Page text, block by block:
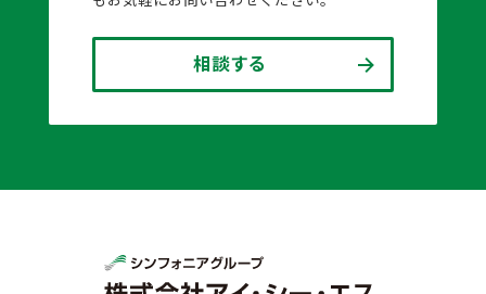
相談する